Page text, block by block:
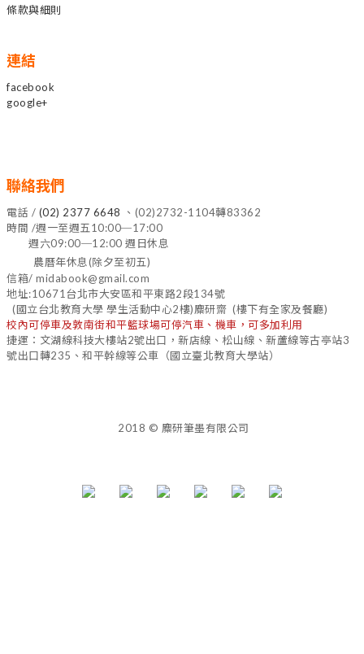
條款與細則
連結
facebook
google+
聯絡我們
電話 / (02) 2377 6648
、(02)2732-1104轉83362
時間 /週一至週五10:00─17:00
週六09:00─12:00 週日休息
農曆年休息(除夕至初五)
信箱/ midabook@gmail.com
地址:10671台北市大安區和平東路2段134號
(國立台北教育大學 學生活動中心2樓)麋研齋 (樓下有全家及餐廳)
校內可停車及敦南街和平籃球場可停汽車、機車，可多加利用
捷運：文湖線科技大樓站2號出口，新店線、松山線、新蘆線等古亭站3
號出口轉235、和平幹線等公車（國立臺北教育大學站）
2018 © 麋研筆墨有限公司